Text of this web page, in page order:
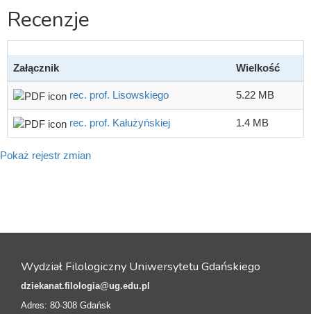
Recenzje
Załącznik Wielkość
rec. prof. Lisowskiego 5.22 MB
rec. prof. Kałużyńskiej 1.4 MB
Pokaż rejestr zmian
Wydział Filologiczny Uniwersytetu Gdańskiego
dziekanat.filologia@ug.edu.pl
Adres: 80-308 Gdańsk